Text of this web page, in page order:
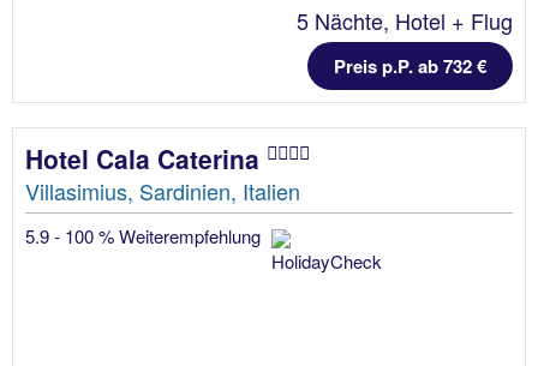
5 Nächte, Hotel + Flug
Preis p.P. ab 732 €
Hotel Cala Caterina
Villasimius, Sardinien, Italien
5.9 - 100 % Weiterempfehlung